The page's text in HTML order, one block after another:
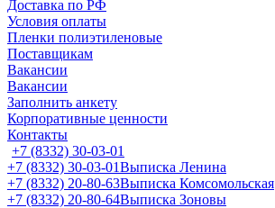
Доставка по РФ
Условия оплаты
Пленки полиэтиленовые
Поставщикам
Вакансии
Вакансии
Заполнить анкету
Корпоративные ценности
Контакты
+7 (8332) 30-03-01
+7 (8332) 30-03-01Выписка Ленина
+7 (8332) 20-80-63Выписка Комсомольская
+7 (8332) 20-80-64Выписка Зоновы